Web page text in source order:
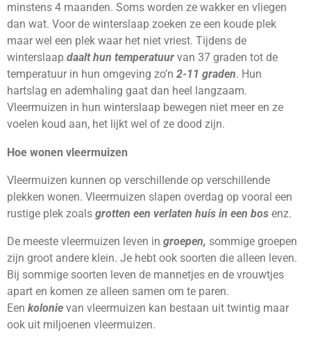
minstens 4 maanden. Soms worden ze wakker en vliegen
dan wat. Voor de winterslaap zoeken ze een koude plek
maar wel een plek waar het niet vriest. Tijdens de
winterslaap daalt hun temperatuur van 37 graden tot de
temperatuur in hun omgeving zo’n 2-11 graden. Hun
hartslag en ademhaling gaat dan heel langzaam.
Vleermuizen in hun winterslaap bewegen niet meer en ze
voelen koud aan, het lijkt wel of ze dood zijn.
Hoe wonen vleermuizen
Vleermuizen kunnen op verschillende op verschillende
plekken wonen. Vleermuizen slapen overdag op vooral een
rustige plek zoals grotten een verlaten huis in een bos enz.
De meeste vleermuizen leven in groepen, sommige groepen
zijn groot andere klein. Je hebt ook soorten die alleen leven.
Bij sommige soorten leven de mannetjes en de vrouwtjes
apart en komen ze alleen samen om te paren.
Een kolonie van vleermuizen kan bestaan uit twintig maar
ook uit miljoenen vleermuizen.